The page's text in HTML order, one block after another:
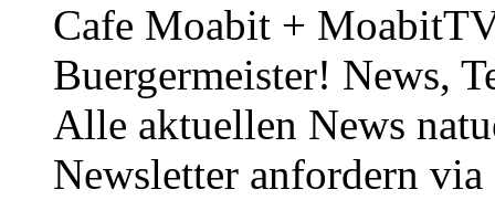
Cafe Moabit +
Buergermeister! News,
Alle aktuellen News
Newsletter anfordern